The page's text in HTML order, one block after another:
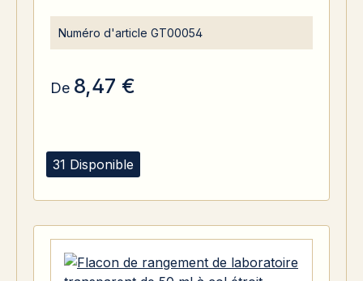
31 Disponible
Numéro d'article GT00054
De 8,47 €